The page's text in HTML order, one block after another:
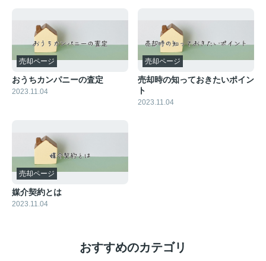
売却ページ
おうちカンパニーの査定
2023.11.04
売却ページ
売却時の知っておきたいポイン
ト
2023.11.04
売却ページ
媒介契約とは
2023.11.04
おすすめのカテゴリ